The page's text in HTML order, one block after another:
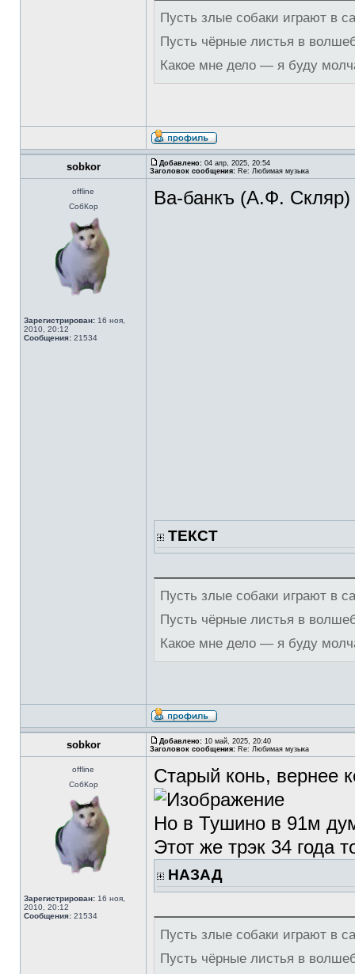
Пусть злые собаки играют в
Пусть чёрные листья в
Какое мне дело — я буду
sobkor Добавлено: 04 апр, 2025, 20:54
Заголовок сообщения: Re: Любимая музыка
offline
СобКор
Зарегистрирован: 16 ноя,
2010, 20:12
Сообщения: 21534
Ва-банкъ (А.Ф.
ТЕКСТ
Пусть злые собаки играют в
Пусть чёрные листья в
Какое мне дело — я буду
sobkor Добавлено: 10 май, 2025, 20:40
Заголовок сообщения: Re: Любимая музыка
offline
СобКор
Зарегистрирован: 16 ноя,
2010, 20:12
Сообщения: 21534
Старый конь, вернее
Но в Тушино в 91м
Этот же трэк 34 года
НАЗАД
Пусть злые собаки играют в
Пусть чёрные листья в